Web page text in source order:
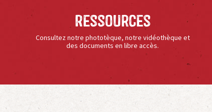
Ressources
Consultez notre phototèque, notre vidéothèque et
des documents en libre accès.